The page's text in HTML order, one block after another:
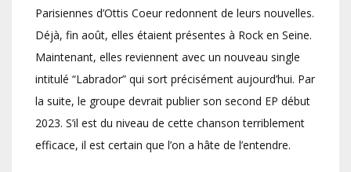
Parisiennes d’Ottis Coeur redonnent de leurs nouvelles.
Déjà, fin août, elles étaient présentes à Rock en Seine.
Maintenant, elles reviennent avec un nouveau single
intitulé “Labrador” qui sort précisément aujourd’hui. Par
la suite, le groupe devrait publier son second EP début
2023. S’il est du niveau de cette chanson terriblement
efficace, il est certain que l’on a hâte de l’entendre.